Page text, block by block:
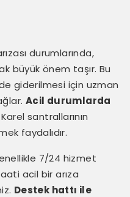
durumlarında,
büyük önem taşır. Bu
giderilmesi için uzman
Acil durumlarda
santrallarının
faydalıdır.
7/24 hizmet
acil bir arıza
Destek hattı ile